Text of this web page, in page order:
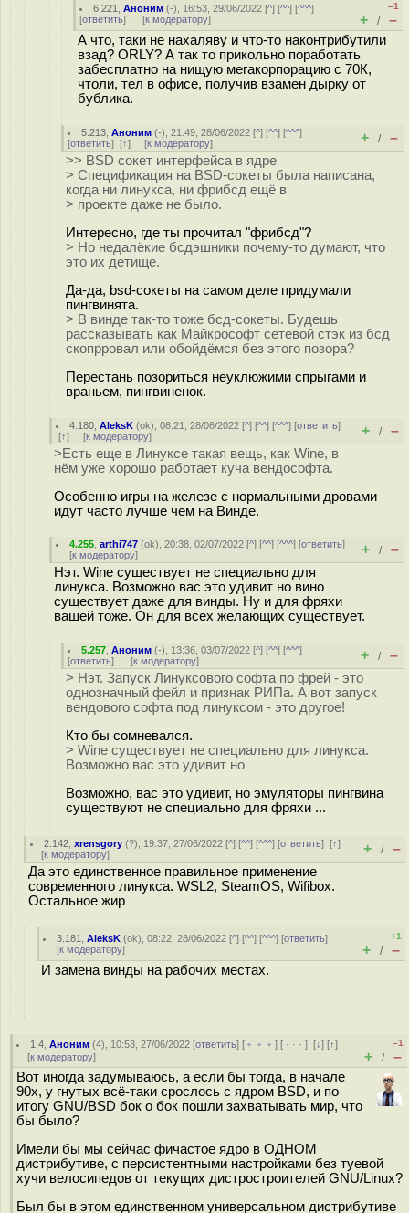
6.221 ,Аноним (-), 16:53, 29/06/2022 [^] [^^] [^^^]
[ответить] [к модератору]
–1
+ / –
А что, таки не нахаляву и что-то наконтрибутили
взад? ORLY? А так то прикольно поработать
забесплатно на нищую мегакорпорацию с 70К,
чтоли, тел в офисе, получив взамен дырку от
бублика.
5.213 ,Аноним (-), 21:49, 28/06/2022 [^] [^^] [^^^]
[ответить] [↑] [к модератору] + / –
>> BSD сокет интерфейса в ядре
> Спецификация на BSD-сокеты была написана,
когда ни линукса, ни фрибсд ещё в
> проекте даже не было.
Интересно, где ты прочитал "фрибсд"?
> Но недалёкие бсдэшники почему-то думают, что
это их детище.
Да-да, bsd-сокеты на самом деле придумали
пингвинята.
> В винде так-то тоже бсд-сокеты. Будешь
рассказывать как Майкрософт сетевой стэк из бсд
скопрровал или обойдёмся без этого позора?
Перестань позориться неуклюжими спрыгами и
враньем, пингвиненок.
4.180 ,AleksK (ok), 08:21, 28/06/2022 [^] [^^] [^^^] [ответить]
[↑] [к модератору] + / –
>Есть еще в Линуксе такая вещь, как Wine, в
нём уже хорошо работает куча вендософта.
Особенно игры на железе с нормальными дровами
идут часто лучше чем на Винде.
4.255 ,arthi747 (ok), 20:38, 02/07/2022 [^] [^^] [^^^] [ответить]
[к модератору] + / –
Нэт. Wine существует не специально для
линукса. Возможно вас это удивит но вино
существует даже для винды. Ну и для фряхи
вашей тоже. Он для всех желающих существует.
5.257 ,Аноним (-), 13:36, 03/07/2022 [^] [^^] [^^^]
[ответить] [к модератору] + / –
> Нэт. Запуск Линуксового софта по фрей - это
однозначный фейл и признак РИПа. А вот запуск
вендового софта под линуксом - это другое!
Кто бы сомневался.
> Wine существует не специально для линукса.
Возможно вас это удивит но
Возможно, вас это удивит, но эмуляторы пингвина
существуют не специально для фряхи ...
2.142 ,xrensgory (?), 19:37, 27/06/2022 [^] [^^] [^^^] [ответить][↑]
[к модератору] + / –
Да это единственное правильное применение
современного линукса. WSL2, SteamOS, Wifibox.
Остальное жир
3.181 ,AleksK (ok), 08:22, 28/06/2022 [^] [^^] [^^^] [ответить]
[к модератору]
+1
+ / –
И замена винды на рабочих местах.
1.4 ,Аноним (4), 10:53, 27/06/2022 [ответить] [ ﹢﹢﹢] [ · · ·][↓] [↑]
[к модератору]
–1
+ / –
Вот иногда задумываюсь, а если бы тогда, в начале
90х, у гнутых всё-таки срослось с ядром BSD, и по
итогу GNU/BSD бок о бок пошли захватывать мир, что
бы было?
Имели бы мы сейчас фичастое ядро в ОДНОМ
дистрибутиве, с персистентными настройками без туевой
хучи велосипедов от текущих дистростроителей GNU/Linux?
Был бы в этом единственном универсальном дистрибутиве